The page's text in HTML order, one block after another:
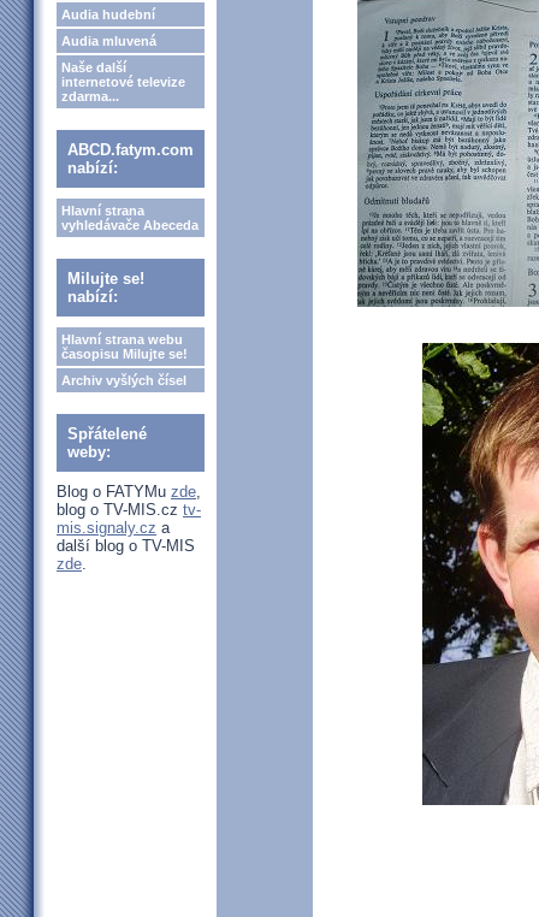
Audia hudební
Audia mluvená
Naše další
internetové televize
zdarma...
ABCD.fatym.com
nabízí:
Hlavní strana
vyhledávače Abeceda
Milujte se!
nabízí:
Hlavní strana webu
časopisu Milujte se!
Archiv vyšlých čísel
Spřátelené
weby:
Blog o FATYMu zde,
blog o TV-MIS.cz tv-
mis.signaly.cz a
další blog o TV-MIS
zde.